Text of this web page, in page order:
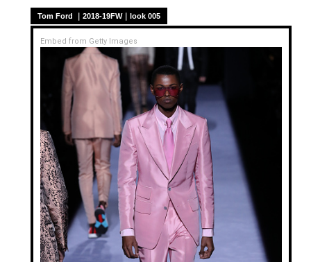
Tom Ford ｜2018-19FW｜look 005
Embed from Getty Images